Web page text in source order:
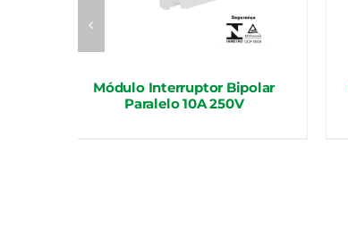
Módulo Interruptor Bipolar
Paralelo 10A 250V